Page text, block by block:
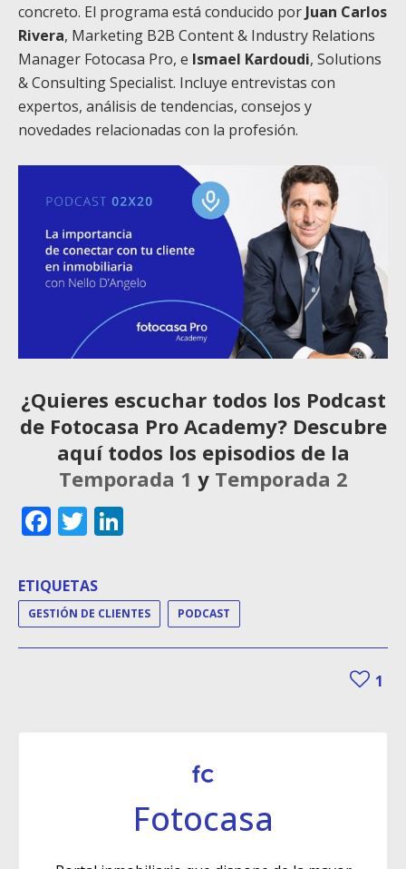
concreto. El programa está conducido por Juan Carlos
Rivera, Marketing B2B Content & Industry Relations
Manager Fotocasa Pro, e Ismael Kardoudi, Solutions
& Consulting Specialist. Incluye entrevistas con
expertos, análisis de tendencias, consejos y
novedades relacionadas con la profesión.
¿Quieres escuchar todos los Podcast
de Fotocasa Pro Academy? Descubre
aquí todos los episodios de la
Temporada 1 y Temporada 2
Facebook
Twitter
ETIQUETAS
GESTIÓN DE CLIENTES PODCAST
1
Fotocasa